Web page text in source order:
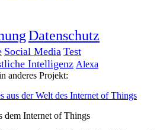
Datenschutz
Social Media Test
Intelligenz Alexa
anderes Projekt:
dem Internet of Things